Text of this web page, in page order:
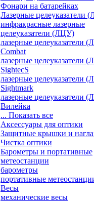
Фонари на батарейках
Лазерные целеуказатели
инфракрасные лазерные
целеуказатели (ЛЦУ)
лазерные целеуказатели
Combat
лазерные целеуказатели
SightecS
лазерные целеуказатели
Sightmark
лазерные целеуказатели
Вилейка
... Показать все
Аксессуары для оптики
Защитные крышки и
Чистка оптики
Барометры и портативные
метеостанции
барометры
портативные
Весы
механические весы